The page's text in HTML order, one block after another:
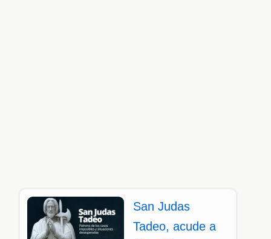
San Judas
Tadeo, acude a